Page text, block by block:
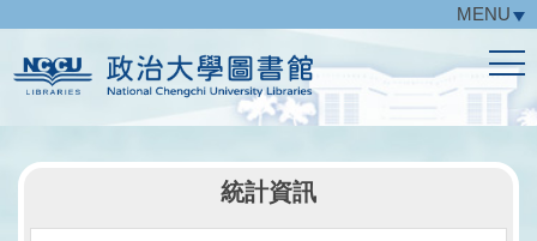
主
要
區
MENU
統計資訊